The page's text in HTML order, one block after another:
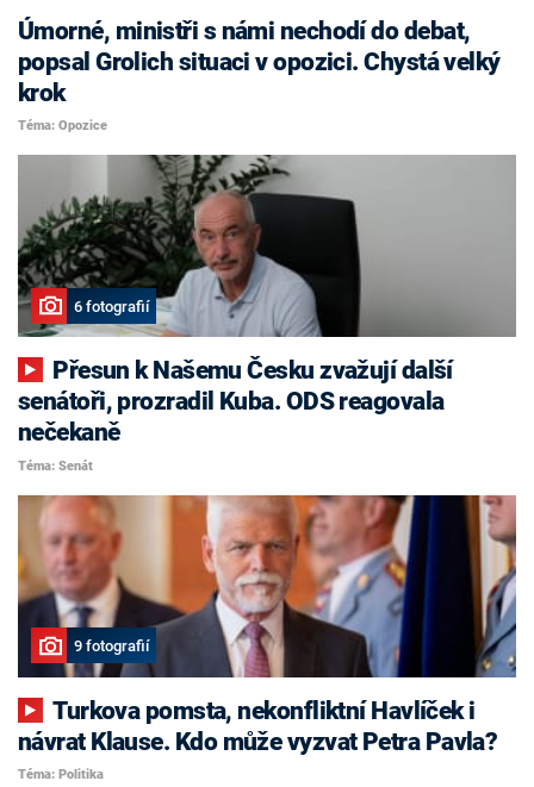
Úmorné, ministři s námi nechodí do debat,
popsal Grolich situaci v opozici. Chystá velký
krok
Téma: Opozice
6 fotografií
senátoři, prozradil Kuba. ODS reagovala
nečekaně
Téma: Senát
9 fotografií
Turkova pomsta, nekonfliktní Havlíček i
návrat Klause. Kdo může vyzvat Petra Pavla?
Téma: Politika